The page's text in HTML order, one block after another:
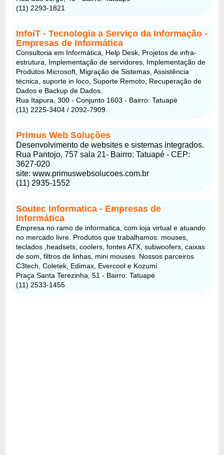
(11) 2293-1821
InfoiT - Tecnologia a Serviço da Informação -
Empresas de Informática
Consultoria em Informática, Help Desk, Projetos de infra-
estrutura, Implementação de servidores, Implementação de
Produtos Microsoft, Migração de Sistemas, Assistência
técnica, suporte in loco, Suporte Remoto, Recuperação de
Dados e Backup de Dados.
Rua Itapura, 300 - Conjunto 1603 - Bairro: Tatuapé
(11) 2225-3404 / 2092-7909.
Primus Web Soluções
Desenvolvimento de websites e sistemas integrados.
Rua Pantojo, 757 sala 21- Bairro: Tatuapé - CEP:
3627-020
site: www.primuswebsolucoes.com.br
(11) 2935-1552
Soutec Informatica - Empresas de
Informática
Empresa no ramo de informatica, com loja virtual e atuando
no mercado livre. Produtos que trabalhamos: mouses,
teclados ,headsets, coolers, fontes ATX, subwoofers, caixas
de som, filtros de linhas, mini mouses. Nossos parceiros
C3tech, Coletek, Edimax, Evercool e Kozumi.
Praça Santa Terezinha, 51 - Bairro: Tatuapé
(11) 2533-1455